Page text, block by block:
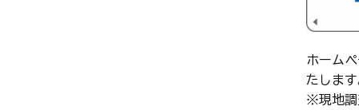
ホーム
たします
※現地調